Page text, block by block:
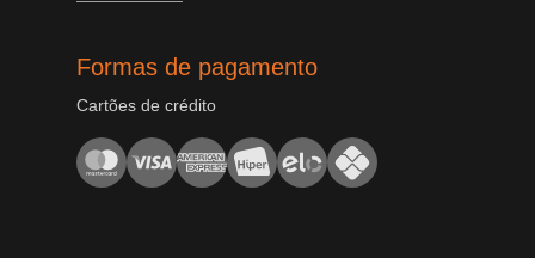
Formas de pagamento
Cartões de crédito